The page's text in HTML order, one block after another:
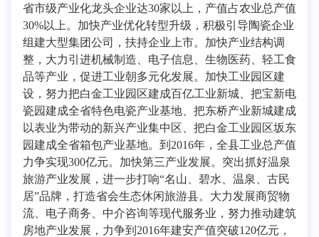
省市级产业化龙头企业达30家以上，产值占农业总产值
30%以上。加快产业优化转型升级，积极引导陶瓷企业
组建大型集团公司，扶持企业上市。加快产业结构调
整，大力引进机械制造、电子信息、生物医药、轻工食
品等产业，促进工业朝多元化发展。加快工业园区建
设，努力把白金工业园区建成百亿工业新城、把宝新电
瓷园建成全省特色电瓷产业基地、把东桥产业新城建成
以表业为带动的新兴产业集中区、把白金工业园区坂东
园建成全省箱包产业基地。到2016年，全县工业总产值
力争实现300亿元。加快第三产业发展。突出抓好温泉
旅游产业发展，进一步打响“名山、碧水、温泉、古民
居”品牌，打造省会生态休闲旅游县。大力发展商贸物
流、电子商务、中介咨询等现代服务业，努力推动建筑
房地产业发展，力争到2016年建安产值突破120亿元，